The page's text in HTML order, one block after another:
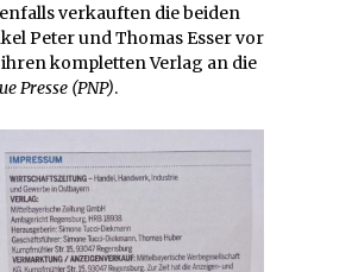
verkauften die beiden
Peter und Thomas Esser vor
kompletten Verlag an die
Presse (PNP).